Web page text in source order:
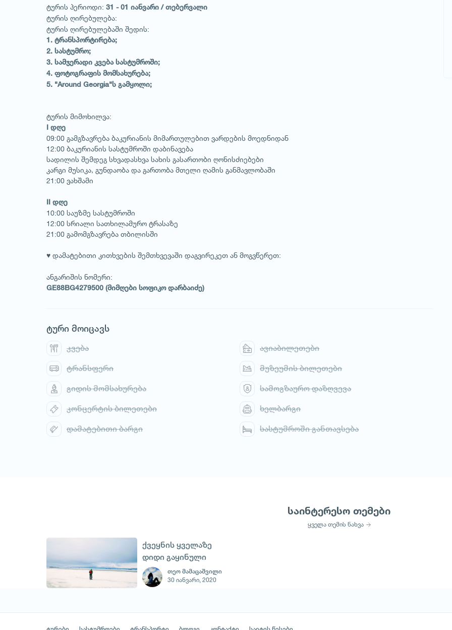
1 / 1
ტურის პერიოდი: 31 - 01 იანვარი / თებერვალი
ტურის ღირებულება:
ტურის ღირებულებაში შედის:
1. ტრანსპორტირება;
2. სასტუმრო;
3. სამჯერადი კვება სასტუმროში;
4. ფოტოგრაფის მომსახურება;
5. "Around Georgia"ს გამყოლი;
ტურის მიმოხილვა:
I დღე
09:00 გამგზავრება ბაკურიანის მიმართულებით ვარდების მოედნიდან
12:00 ბაკურიანის სასტუმროში დაბინავება
სადილის შემდეგ სხვადასხვა სახის გასართობი ღონისძიებები
კარგი მუსიკა, გუნდაობა და გართობა მთელი ღამის განმავლობაში
21:00 ვახშამი
II დღე
10:00 საუზმე სასტუმროში
12:00 სრიალი სათხილამურო ტრასაზე
21:00 გამომგზავრება თბილისში
♥ დამატებითი კითხვების შემთხვევაში დაგვირეკეთ ან მოგვწერეთ:
ანგარიშის ნომერი:
GE88BG4279500 (მიმღები სოფიკო დარბაიძე)
ტური მოიცავს
კვება ავიაბილეთები
ტრანსფერი მუზეუმის ბილეთები
გიდის მომსახურება სამოგზაურო დაზღვევა
კონცერტის ბილეთები ხელბარგი
დამატებითი ბარგი სასტუმროში განთავსება
საინტერესო თემები
ყველა თემის ნახვა
ქვეყნის ყველაზე
დიდი გაყინული
ფარავნის ტბა
თეო მამაცაშვილი
30 იანვარი, 2020